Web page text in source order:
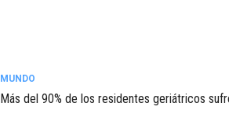
MUNDO
Más del 90% de los residentes geriátricos